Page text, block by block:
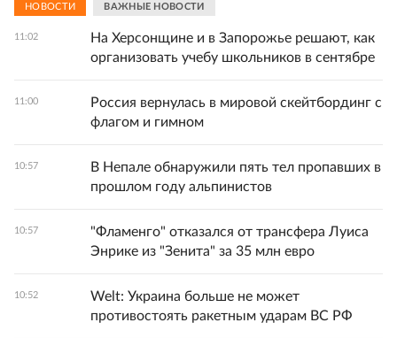
НОВОСТИ ВАЖНЫЕ НОВОСТИ
11:02
На Херсонщине и в Запорожье решают, как
организовать учебу школьников в сентябре
11:00
Россия вернулась в мировой скейтбординг с
флагом и гимном
10:57
В Непале обнаружили пять тел пропавших в
прошлом году альпинистов
10:57
"Фламенго" отказался от трансфера Луиса
Энрике из "Зенита" за 35 млн евро
10:52
Welt: Украина больше не может
противостоять ракетным ударам ВС РФ